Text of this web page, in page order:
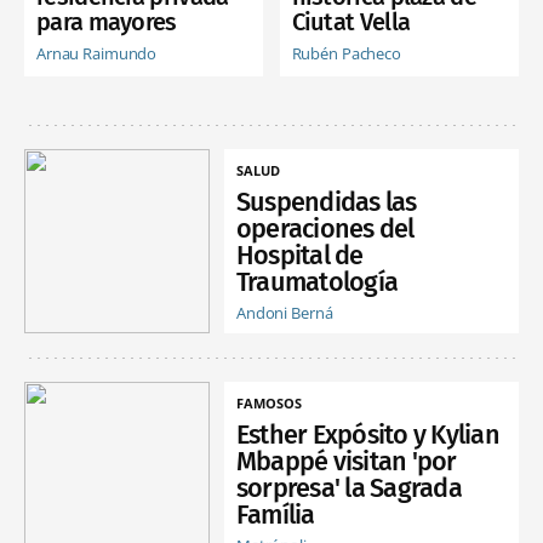
para mayores
Arnau Raimundo
Ciutat Vella
Rubén Pacheco
SALUD
Suspendidas las
operaciones del
Hospital de
Traumatología
Andoni Berná
FAMOSOS
Esther Expósito y Kylian
Mbappé visitan 'por
sorpresa' la Sagrada
Família